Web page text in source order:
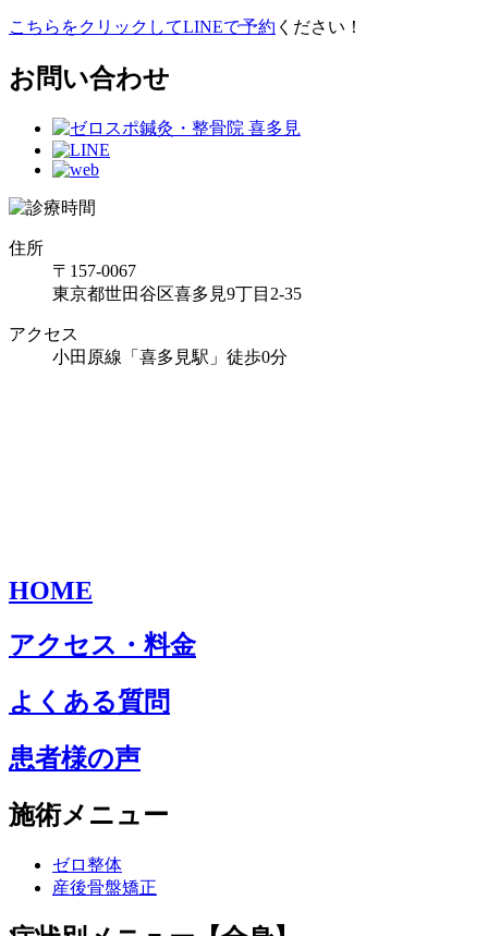
こちらをクリックしてLINEで予約 ください！
お問い合わせ
住所
〒157-0067
東京都世田谷区喜多見9丁目2-35
アクセス
小田原線「喜多見駅」徒歩0分
HOME
アクセス・料金
よくある質問
患者様の声
施術メニュー
ゼロ整体
産後骨盤矯正